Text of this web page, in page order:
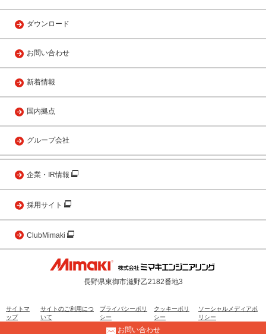
ダウンロード
お問い合わせ
新着情報
国内拠点
グループ会社
企業・IR情報
採用サイト
ClubMimaki
長野県東御市滋野乙2182番地3
サイトマ
ップ
サイトのご利用につ
いて
プライバシーポリ
シー
クッキーポリ
シー
ソーシャルメディアポ
リシー
お問い合わせ